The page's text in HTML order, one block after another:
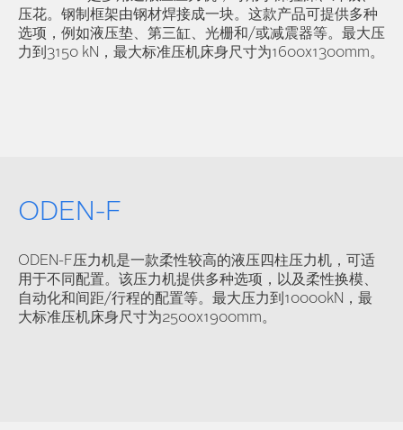
压花。钢制框架由钢材焊接成一块。这款产品可提供多种
选项，例如液压垫、第三缸、光栅和/或减震器等。最大压
力到3150 kN，最大标准压机床身尺寸为1600x1300mm。
ODEN-F
ODEN-F压力机是一款柔性较高的液压四柱压力机，可适
用于不同配置。该压力机提供多种选项，以及柔性换模、
自动化和间距/行程的配置等。最大压力到10000kN，最
大标准压机床身尺寸为2500x1900mm。